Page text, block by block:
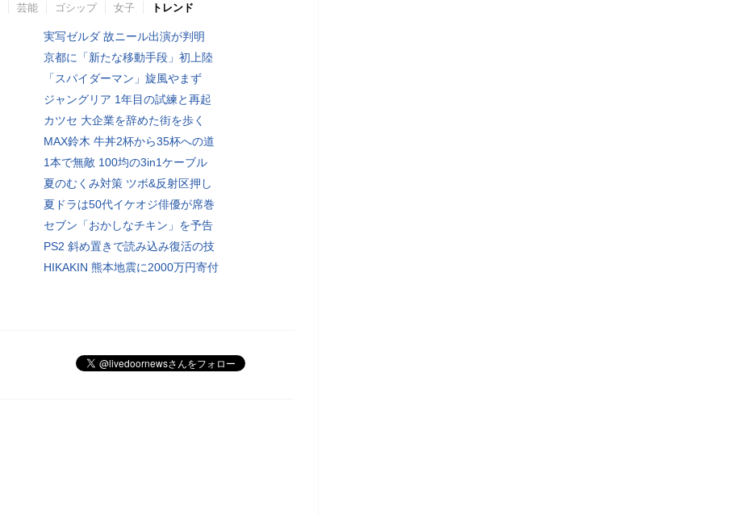
芸能 ゴシップ 女子 トレンド
実写ゼルダ 故ニール出演が判明
京都に「新たな移動手段」初上陸
「スパイダーマン」旋風やまず
ジャングリア 1年目の試練と再起
カツセ 大企業を辞めた街を歩く
MAX鈴木 牛丼2杯から35杯への道
1本で無敵 100均の3in1ケーブル
夏のむくみ対策 ツボ&反射区押し
夏ドラは50代イケオジ俳優が席巻
セブン「おかしなチキン」を予告
PS2 斜め置きで読み込み復活の技
HIKAKIN 熊本地震に2000万円寄付